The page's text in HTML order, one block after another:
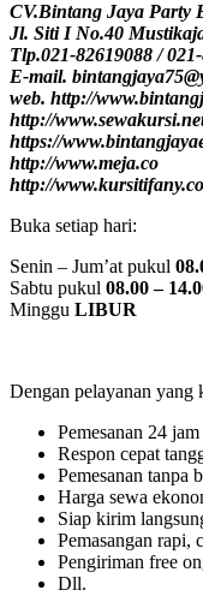
CV.Bintang Jaya Party
Jl. Siti I No.40
Tlp.021-82619088 /
E-mail.
web. http://
http://
https://
http://www.meja.co
http://
Buka setiap hari:
Senin – Jum’at pukul
Sabtu pukul 08.00 –
Minggu LIBUR
Dengan pelayanan yang
Pemesanan 24 jam
Respon cepat
Pemesanan tanpa
Harga sewa
Siap kirim
Pemasangan rapi,
Pengiriman free
Dll.